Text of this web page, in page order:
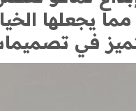
يجعلها
في